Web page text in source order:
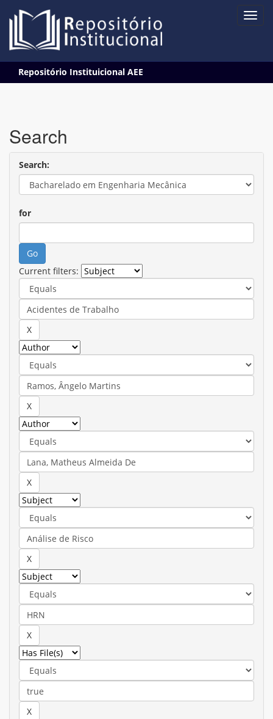
navigation
Repositório Instituicional AEE
Search
Search:
for
Current filters: